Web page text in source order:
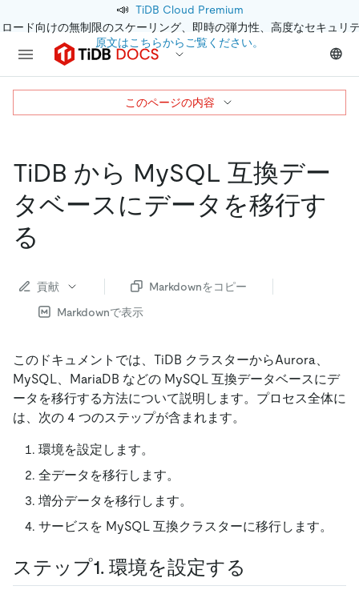
📣 TiDB Cloud Premium
ード向けの無制限のスケーリング、即時の弾力性、高度なセキュリ
原文はこちらからご覧ください。
TiDB から MySQL 互換デー
タベースにデータを移行す
る
貢献
Markdownをコピー
Markdownで表示
このドキュメントでは、TiDB クラスターからAurora、
MySQL、MariaDB などの MySQL 互換データベースにデ
ータを移行する方法について説明します。プロセス全体に
は、次の 4 つのステップが含まれます。
環境を設定します。
全データを移行します。
増分データを移行します。
サービスを MySQL 互換クラスターに移行します。
ステップ1. 環境を設定する
このページの内容